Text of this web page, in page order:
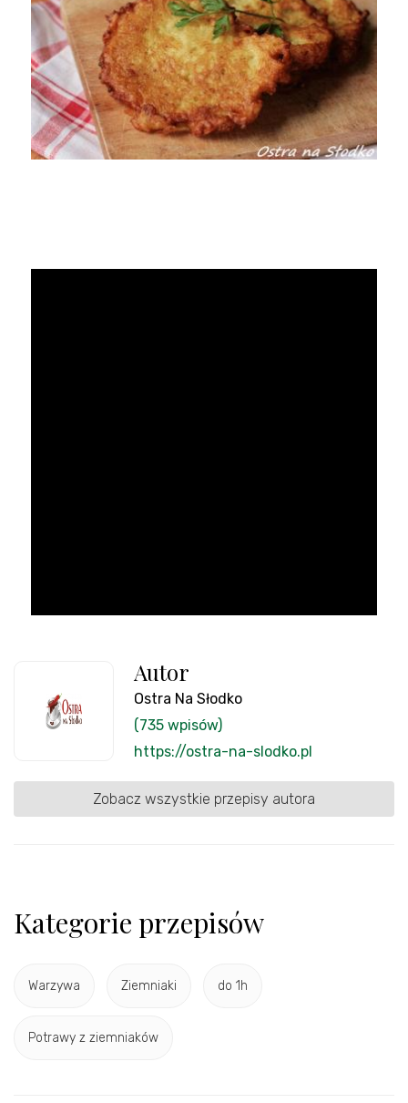
Autor
Ostra Na Słodko
(735 wpisów)
https://ostra-na-slodko.pl
Zobacz wszystkie przepisy autora
Kategorie przepisów
Warzywa Ziemniaki do 1h
Potrawy z ziemniaków